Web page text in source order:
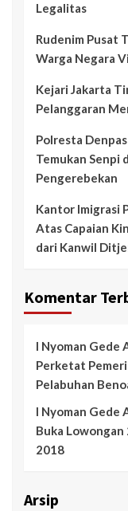
Legalitas
Rudenim Pusat
Warga Negara
Kejari Jakarta
Pelanggaran
Polresta
Temukan Senpi
Pengerebekan
Kantor Imigrasi
Atas Capaian
dari Kanwil
Komentar
I Nyoman Gede
Perketat
Pelabuhan
I Nyoman Gede
Buka Lowongan
2018
Arsip